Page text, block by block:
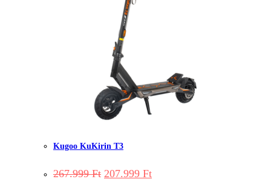
Kugoo KuKirin T3
267.999Ft Original
207.999 FtCurrent